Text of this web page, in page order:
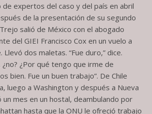
de expertos del caso y del país en abril
de la presentación de su segundo
salió de México con el abogado
del GIEI Francisco Cox en un vuelo a
Llevó dos maletas. “Fue duro,” dice.
¿no? ¿Por qué tengo que irme de
bien. Fue un buen trabajo”. De Chile
luego a Washington y después a Nueva
un mes en un hostal, deambulando por
hasta que la ONU le ofreció trabajo